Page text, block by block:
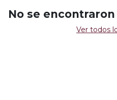
No se
Ver todos